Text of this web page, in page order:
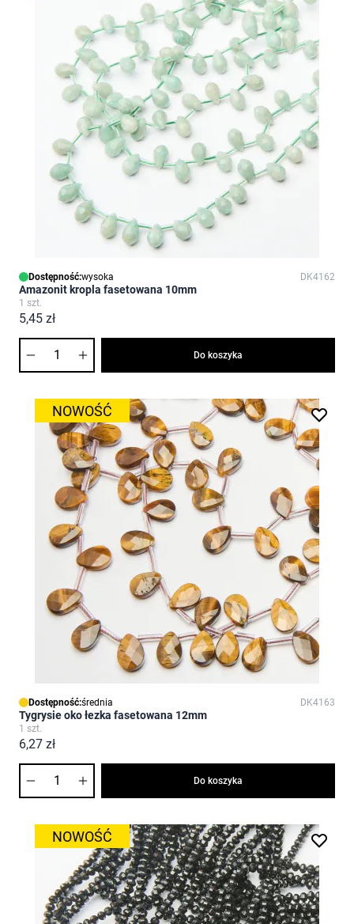
Dostępność:wysoka DK4162
Amazonit kropla fasetowana 10mm
1 szt.
5,45 zł
Do koszyka
NOWOŚĆ
Dostępność:średnia DK4163
Tygrysie oko łezka fasetowana 12mm
1 szt.
6,27 zł
Do koszyka
NOWOŚĆ